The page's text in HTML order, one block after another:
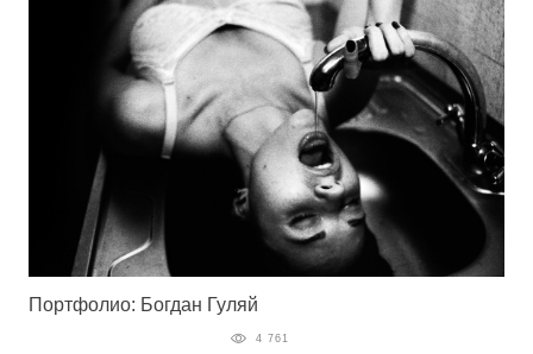
Портфолио: Богдан Гуляй
4 761